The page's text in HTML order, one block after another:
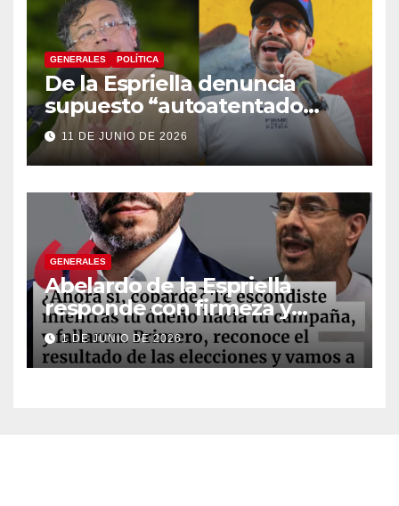
GENERALES POLÍTICA
De la Espriella denuncia
supuesto “autoatentado
legislativo” tras decisión de
suspender provisionalmente
a Petro
11 DE JUNIO DE 2026
GENERALES
Abelardo de la Espriella
responde con firmeza y
fortalece su imagen de
liderazgo ante la controversia
1 DE JUNIO DE 2026